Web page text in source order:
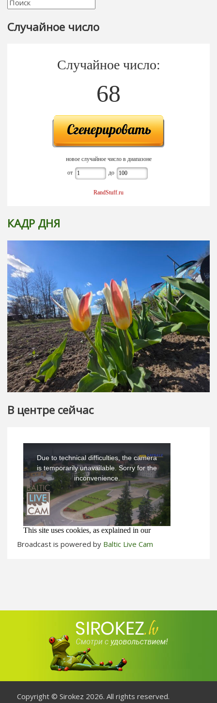
Случайное число
Случайное число:
68
новое случайное число в диапазоне
от до
RandStuff.ru
КАДР ДНЯ
В центре сейчас
Broadcast is powered by Baltic Live Cam
Copyright © Sirokez 2026. All rights reserved.